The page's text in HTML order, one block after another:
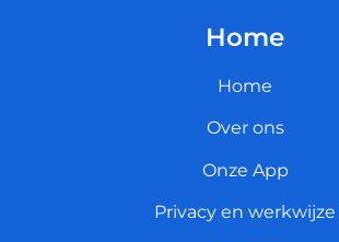
Home
Home
Over ons
Onze App
Privacy en werkwijze